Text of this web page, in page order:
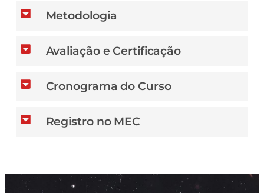
Metodologia
Avaliação e Certificação
Cronograma do Curso
Registro no MEC